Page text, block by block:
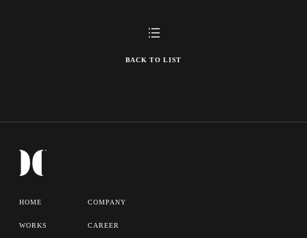
BACK TO LIST
HOME
WORKS
COMPANY
CAREER